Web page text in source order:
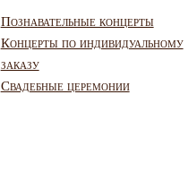
Познавательные концерты
Концерты по индивидуальному
заказу
Свадебные церемонии